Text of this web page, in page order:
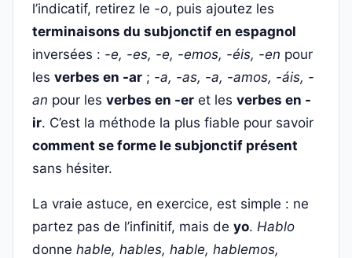
l’indicatif, retirez le -o, puis ajoutez les
terminaisons du subjonctif en espagnol
inversées : -e, -es, -e, -emos, -éis, -en pour
les verbes en -ar ; -a, -as, -a, -amos, -áis, -
an pour les verbes en -er et les verbes en -
ir. C’est la méthode la plus fiable pour savoir
comment se forme le subjonctif présent
sans hésiter.
La vraie astuce, en exercice, est simple : ne
partez pas de l’infinitif, mais de yo. Hablo
donne hable, hables, hable, hablemos,